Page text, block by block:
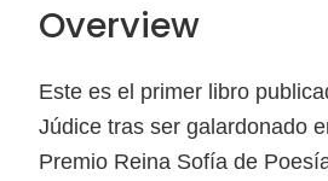
Overview
Este es el primer libro
Júdice tras ser galardonado
Premio Reina Sofía de